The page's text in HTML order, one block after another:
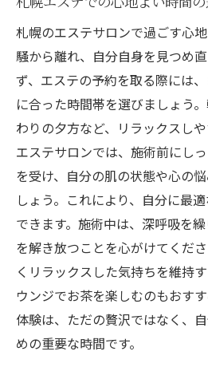
札幌のエステサロンで過ごす心
騒から離れ、自分自身を見つめ
ず、エステの予約を取る際には
に合った時間帯を選びましょう
わりの夕方など、リラックスしや
エステサロンでは、施術前にし
を受け、自分の肌の状態や心の
しょう。これにより、自分に最
できます。施術中は、深呼吸を
を解き放つことを心がけてくだ
くリラックスした気持ちを維持
ウンジでお茶を楽しむのもおす
体験は、ただの贅沢ではなく、
めの重要な時間です。